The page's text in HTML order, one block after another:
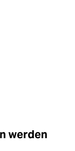
werden